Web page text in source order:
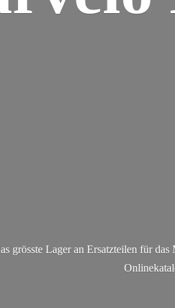
grösste Lager an Ersatzteilen für